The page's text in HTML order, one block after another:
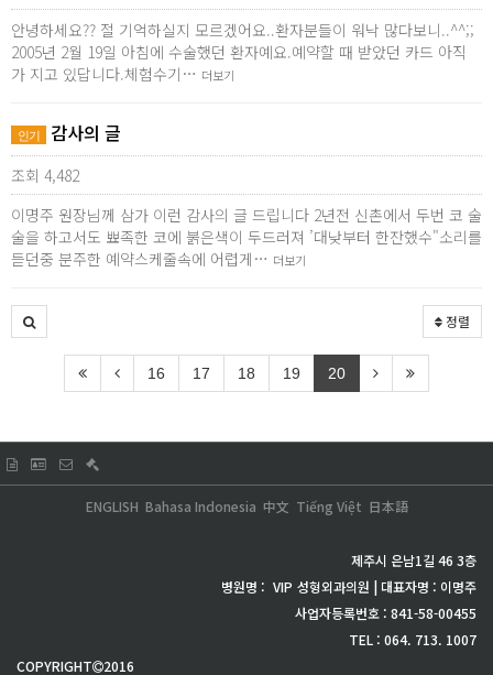
안녕하세요?? 절 기억하실지 모르겠어요..환자분들이 워낙 많다보니..^^;;
2005년 2월 19일 아침에 수술했던 환자예요.예약할 때 받았던 카드 아직
가 지고 있답니다.체험수기… 더보기
인기 감사의 글
조회 4,482
이명주 원장님께 삼가 이런 감사의 글 드립니다 2년전 신촌에서 두번 코 술
술을 하고서도 뾰족한 코에 붉은색이 두드러져 ’대낮부터 한잔했수"소리를
듣던중 분주한 예약스케줄속에 어렵게… 더보기
정렬
16 17 18 19 20
日本語
Tiếng Việt
中文
Bahasa Indonesia
ENGLISH
제주시 은남1길 46 3층
병원명 : VIP 성형외과의원 | 대표자명 : 이명주
사업자등록번호 : 841-58-00455
TEL : 064. 713. 1007
COPYRIGHT
2016